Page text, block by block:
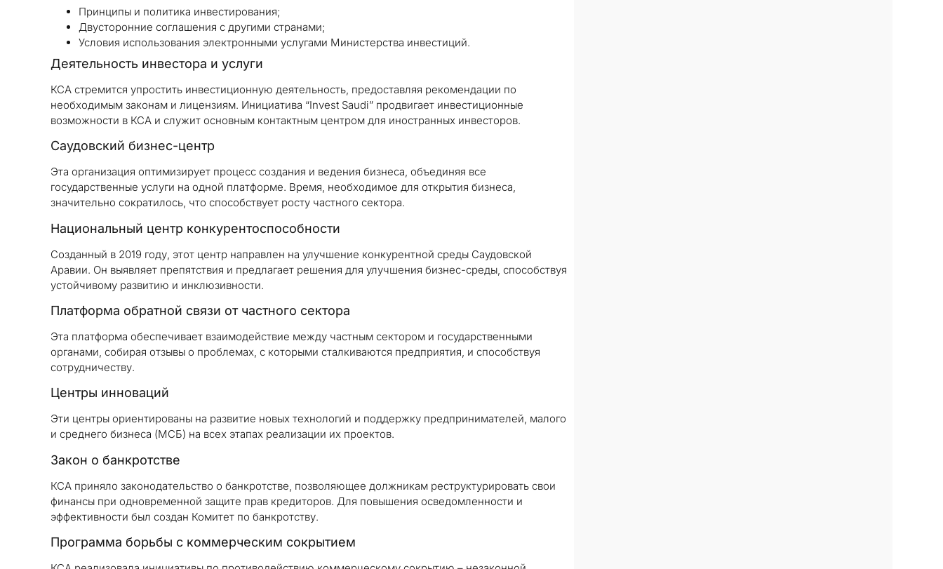
Принципы и политика инвестирования;
Двусторонние соглашения с другими странами;
Условия использования электронными услугами Министерства инвестиций.
Деятельность инвестора и услуги
КСА стремится упростить инвестиционную деятельность, предоставляя рекомендации по
необходимым законам и лицензиям. Инициатива “Invest Saudi” продвигает инвестиционные
возможности в КСА и служит основным контактным центром для иностранных инвесторов.
Саудовский бизнес-центр
Эта организация оптимизирует процесс создания и ведения бизнеса, объединяя все
государственные услуги на одной платформе. Время, необходимое для открытия бизнеса,
значительно сократилось, что способствует росту частного сектора.
Национальный центр конкурентоспособности
Созданный в 2019 году, этот центр направлен на улучшение конкурентной среды Саудовской
Аравии. Он выявляет препятствия и предлагает решения для улучшения бизнес-среды, способствуя
устойчивому развитию и инклюзивности.
Платформа обратной связи от частного сектора
Эта платформа обеспечивает взаимодействие между частным сектором и государственными
органами, собирая отзывы о проблемах, с которыми сталкиваются предприятия, и способствуя
сотрудничеству.
Центры инноваций
Эти центры ориентированы на развитие новых технологий и поддержку предпринимателей, малого
и среднего бизнеса (МСБ) на всех этапах реализации их проектов.
Закон о банкротстве
КСА приняло законодательство о банкротстве, позволяющее должникам реструктурировать свои
финансы при одновременной защите прав кредиторов. Для повышения осведомленности и
эффективности был создан Комитет по банкротству.
Программа борьбы с коммерческим сокрытием